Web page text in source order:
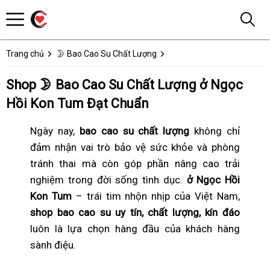
Trang chủ 🌛 Bao Cao Su Chất Lượng
Shop 🌛 Bao Cao Su Chất Lượng ở Ngọc
Hồi Kon Tum Đạt Chuẩn
Ngày nay, bao cao su chất lượng không chỉ
đảm nhận vai trò bảo vệ sức khỏe và phòng
tránh thai mà còn góp phần nâng cao trải
nghiệm trong đời sống tình dục. ở Ngọc Hồi
Kon Tum– trái tim nhộn nhịp của Việt Nam,
shop bao cao su uy tín, chất lượng, kín đáo
luôn là lựa chọn hàng đầu của khách hàng
sành điệu.